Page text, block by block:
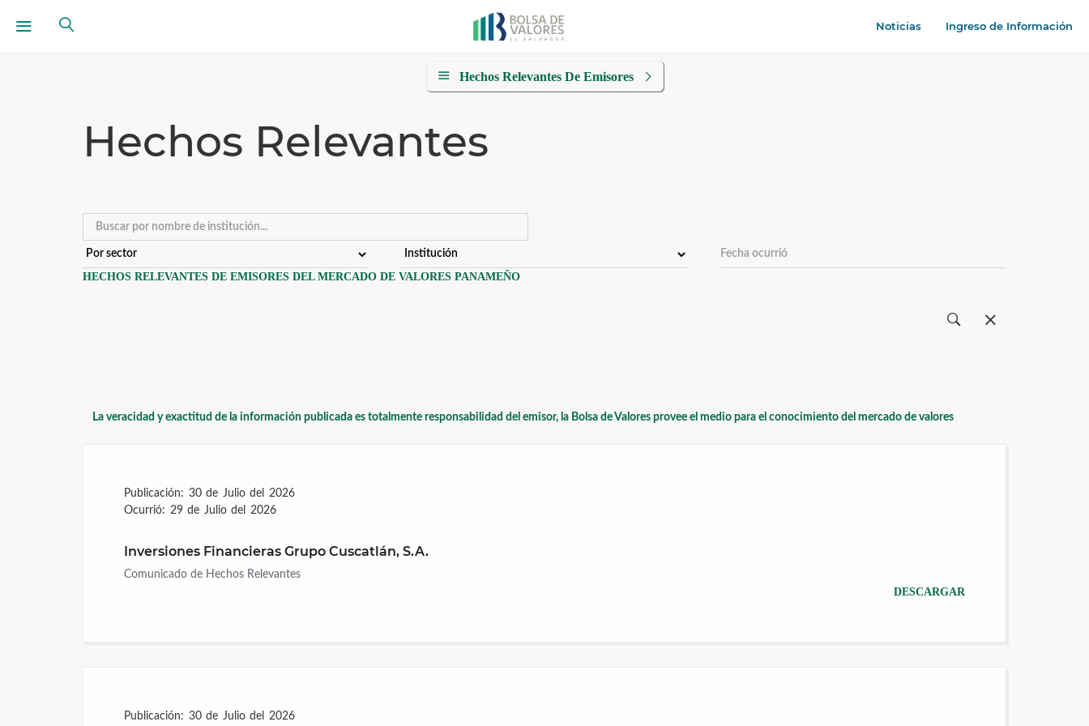
Noticias Ingreso de Información
Hechos Relevantes De Emisores
Hechos Relevantes
HECHOS RELEVANTES DE EMISORES DEL MERCADO DE VALORES PANAMEÑO
La veracidad y exactitud de la información publicada es totalmente responsabilidad del emisor, la Bolsa de Valores provee el medio para el conocimiento del mercado de valores
Publicación: 30 de Julio del 2026
Ocurrió: 29 de Julio del 2026
Inversiones Financieras Grupo Cuscatlán, S.A.
Comunicado de Hechos Relevantes
DESCARGAR
Publicación: 30 de Julio del 2026